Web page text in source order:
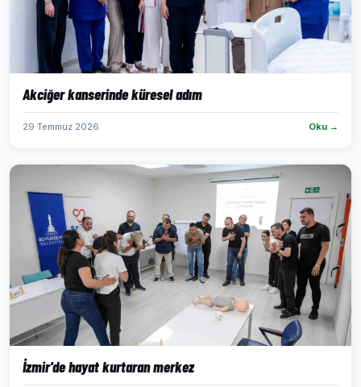
Akciğer kanserinde küresel adım
29 Temmuz 2026 Oku →
İzmir'de hayat kurtaran merkez